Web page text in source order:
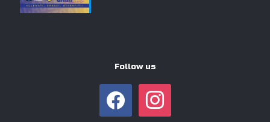
Follow us
facebook instagram